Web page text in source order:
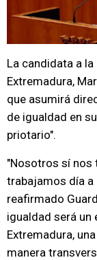
La candidata a
Extremadura,
que asumirá
de igualdad en
priotario".
"Nosotros sí nos
trabajamos día a
reafirmado
igualdad será un
Extremadura,
manera